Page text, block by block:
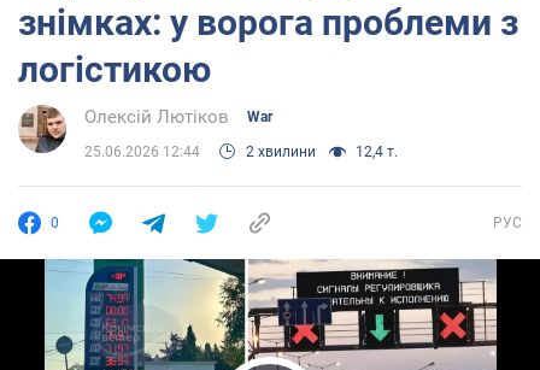
знімках: у ворога проблеми з
логістикою
Олексій Лютіков War
25.06.2026 12:44 2 хвилини 12,4 т.
0 РУС